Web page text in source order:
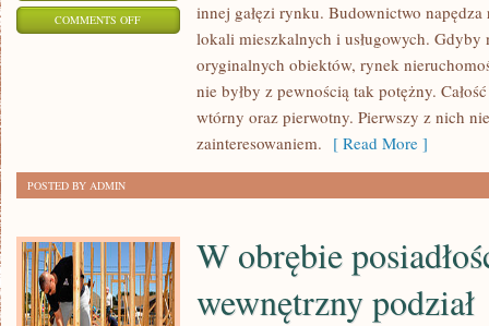
COMMENTS OFFON
innej gałęzi rynku. Budownictwo
lokali mieszkalnych i usługowych. Gdyby
oryginalnych obiektów, rynek
nie byłby z pewnością tak potężny.
wtórny oraz pierwotny. Pierwszy z nich
zainteresowaniem. [ Read More ]
POSTED BY ADMIN
W obrębie
wewnętrzny podział